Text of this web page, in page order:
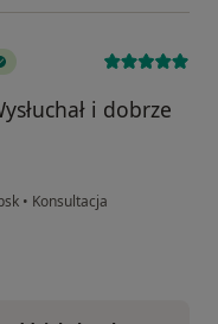
i dobrze
• Konsultacja